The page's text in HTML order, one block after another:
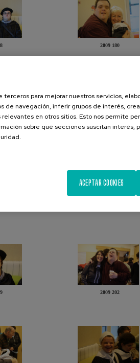
2009 180
2009 186
2009 202
terceros para mejorar nuestros servicios,
de navegación, inferir grupos de interés,
en otros sitios. Esto nos permite
sobre qué secciones suscitan interés,
ACEPTAR COOKIES